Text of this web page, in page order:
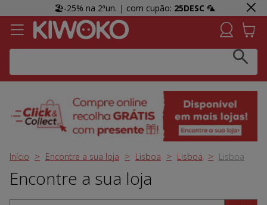
🏖️-25% na 2ªun. | com cupão: 25DESC 🦜
Click & Collect:Recolha GRÁTIS em loja e receba uma
prenda 👀 Agora em mais lojas!
Início Encontre a sua loja Lisboa Lisboa Lisboa
Encontre a sua loja